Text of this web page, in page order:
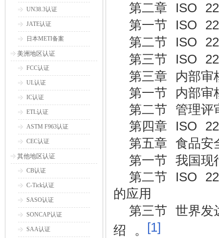
UN38.3认证
JATE认证
日本METI备案
美洲地区认证
FCC认证
UL认证
IC认证
ETL认证
ASTM F963认证
CEC认证
其他地区认证
CB认证
C-Tick认证
SASO认证
SONCAP认证
SAA认证
第二章 ISO
第一节 ISO
第二节 ISO
第三节 ISO
第三章 内部审
第一节 内部审
第二节 管理评
第四章 ISO
第五章 食品安
第一节 我国现
第二节 ISO
的应用
第三节 世界发
绍 。 [1]